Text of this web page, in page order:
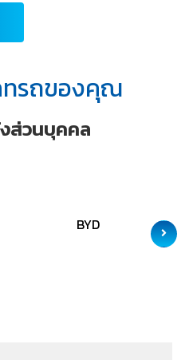
ทรถของคุณ
ส่วนบุคคล
BYD